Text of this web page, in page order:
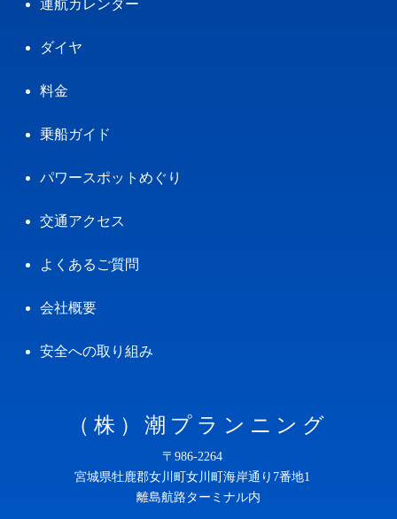
運航カレンダー
ダイヤ
料金
乗船ガイド
パワースポットめぐり
交通アクセス
よくあるご質問
会社概要
安全への取り組み
（株）潮プランニング
〒986-2264
宮城県牡鹿郡女川町女川町海岸通り7番地1
離島航路ターミナル内